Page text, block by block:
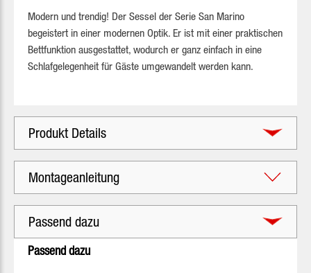
Modern und trendig! Der Sessel der Serie San Marino
begeistert in einer modernen Optik. Er ist mit einer praktischen
Bettfunktion ausgestattet, wodurch er ganz einfach in eine
Schlafgelegenheit für Gäste umgewandelt werden kann.
Produkt Details
Montageanleitung
Passend dazu
Produktgalerie überspringen
Passend dazu